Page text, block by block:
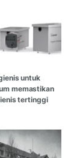
untuk
memastikan
tertinggi